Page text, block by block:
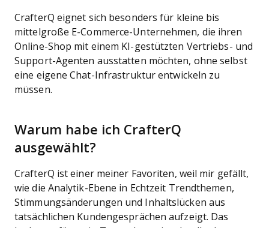
CrafterQ eignet sich besonders für kleine bis
mittelgroße E-Commerce-Unternehmen, die ihren
Online-Shop mit einem KI-gestützten Vertriebs- und
Support-Agenten ausstatten möchten, ohne selbst
eine eigene Chat-Infrastruktur entwickeln zu
müssen.
Warum habe ich CrafterQ
ausgewählt?
CrafterQ ist einer meiner Favoriten, weil mir gefällt,
wie die Analytik-Ebene in Echtzeit Trendthemen,
Stimmungsänderungen und Inhaltslücken aus
tatsächlichen Kundengesprächen aufzeigt. Das